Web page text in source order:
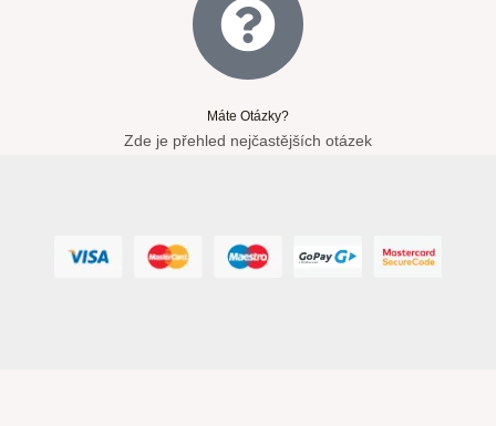
Máte Otázky?
Zde je přehled nejčastějších otázek